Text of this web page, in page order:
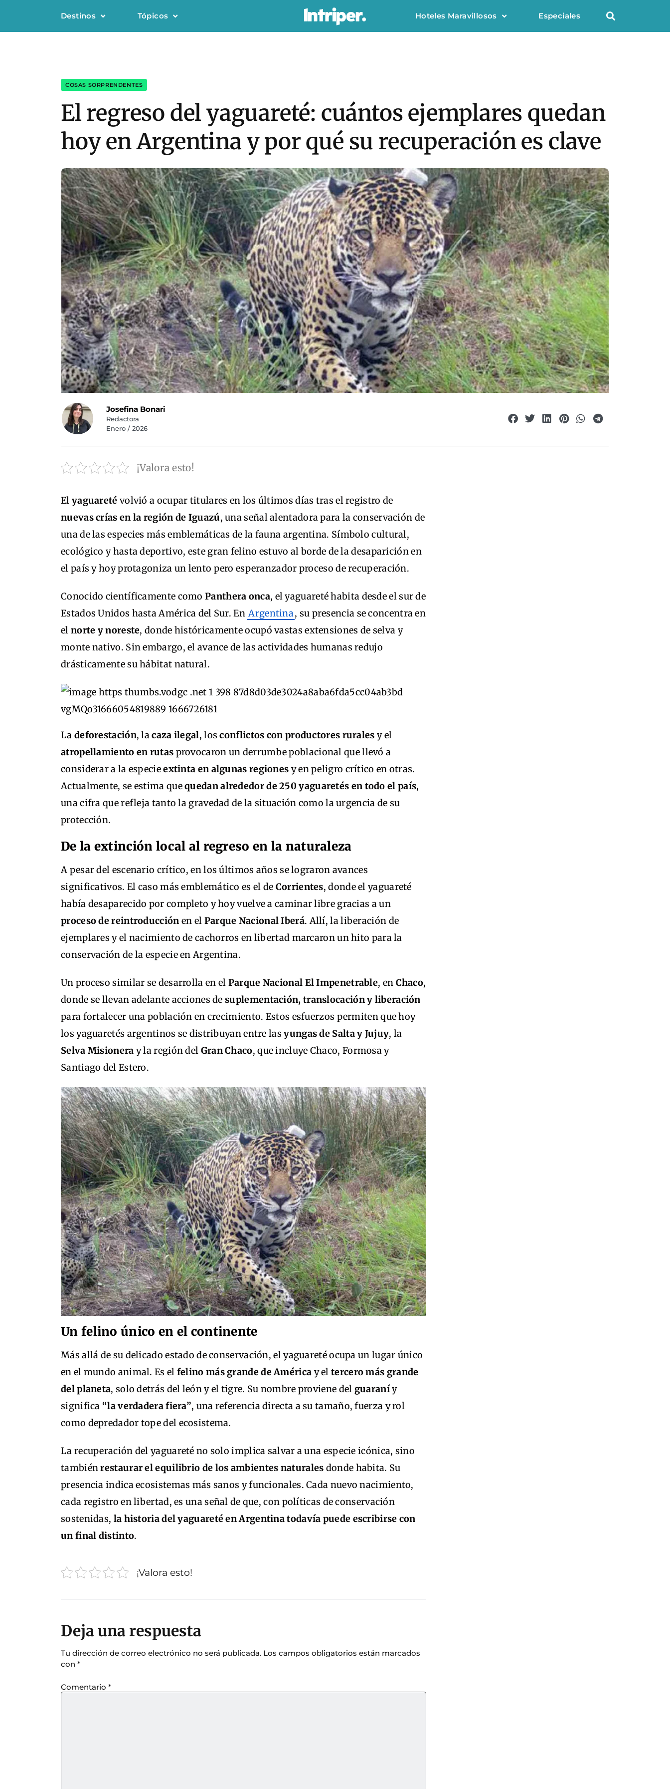
Destinos Tópicos Hoteles Maravillosos Especiales
COSAS SORPRENDENTES
El regreso del yaguareté: cuántos ejemplares quedan
hoy en Argentina y por qué su recuperación es clave
Josefina Bonari
Redactora
Enero / 2026
¡Valora esto!
El yaguareté volvió a ocupar titulares en los últimos días tras el registro de
nuevas crías en la región de Iguazú, una señal alentadora para la conservación de
una de las especies más emblemáticas de la fauna argentina. Símbolo cultural,
ecológico y hasta deportivo, este gran felino estuvo al borde de la desaparición en
el país y hoy protagoniza un lento pero esperanzador proceso de recuperación.
Conocido científicamente como Panthera onca, el yaguareté habita desde el sur de
Estados Unidos hasta América del Sur. En Argentina, su presencia se concentra en
el norte y noreste, donde históricamente ocupó vastas extensiones de selva y
monte nativo. Sin embargo, el avance de las actividades humanas redujo
drásticamente su hábitat natural.
La deforestación, lacaza ilegal, losconflictos con productores rurales y el
atropellamiento en rutas provocaron un derrumbe poblacional que llevó a
considerar a la especieextinta en algunas regiones y en peligro crítico en otras.
Actualmente, se estima quequedan alrededor de 250 yaguaretés en todo el país,
una cifra que refleja tanto la gravedad de la situación como la urgencia de su
protección.
De la extinción local al regreso en la naturaleza
A pesar del escenario crítico, en los últimos años se lograron avances
significativos. El caso más emblemático es el de Corrientes, donde el yaguareté
había desaparecido por completo y hoy vuelve a caminar libre gracias a un
proceso de reintroducción en el Parque Nacional Iberá. Allí, la liberación de
ejemplares y el nacimiento de cachorros en libertad marcaron un hito para la
conservación de la especie en Argentina.
Un proceso similar se desarrolla en el Parque Nacional El Impenetrable, en Chaco,
donde se llevan adelante acciones desuplementación, translocación y liberación
para fortalecer una población en crecimiento. Estos esfuerzos permiten que hoy
los yaguaretés argentinos se distribuyan entre lasyungas de Salta y Jujuy, la
Selva Misionera y la región del Gran Chaco, que incluye Chaco, Formosa y
Santiago del Estero.
Un felino único en el continente
Más allá de su delicado estado de conservación, el yaguareté ocupa un lugar único
en el mundo animal. Es el felino más grande de América y eltercero más grande
del planeta, solo detrás del león y el tigre. Su nombre proviene del guaraníy
significa “la verdadera fiera”, una referencia directa a su tamaño, fuerza y rol
como depredador tope del ecosistema.
La recuperación del yaguareté no solo implica salvar a una especie icónica, sino
tambiénrestaurar el equilibrio de los ambientes naturales donde habita. Su
presencia indica ecosistemas más sanos y funcionales. Cada nuevo nacimiento,
cada registro en libertad, es una señal de que, con políticas de conservación
sostenidas, la historia del yaguareté en Argentina todavía puede escribirse con
un final distinto.
¡Valora esto!
Deja una respuesta
Tu dirección de correo electrónico no será publicada. Los campos obligatorios están marcados
con *
Comentario *